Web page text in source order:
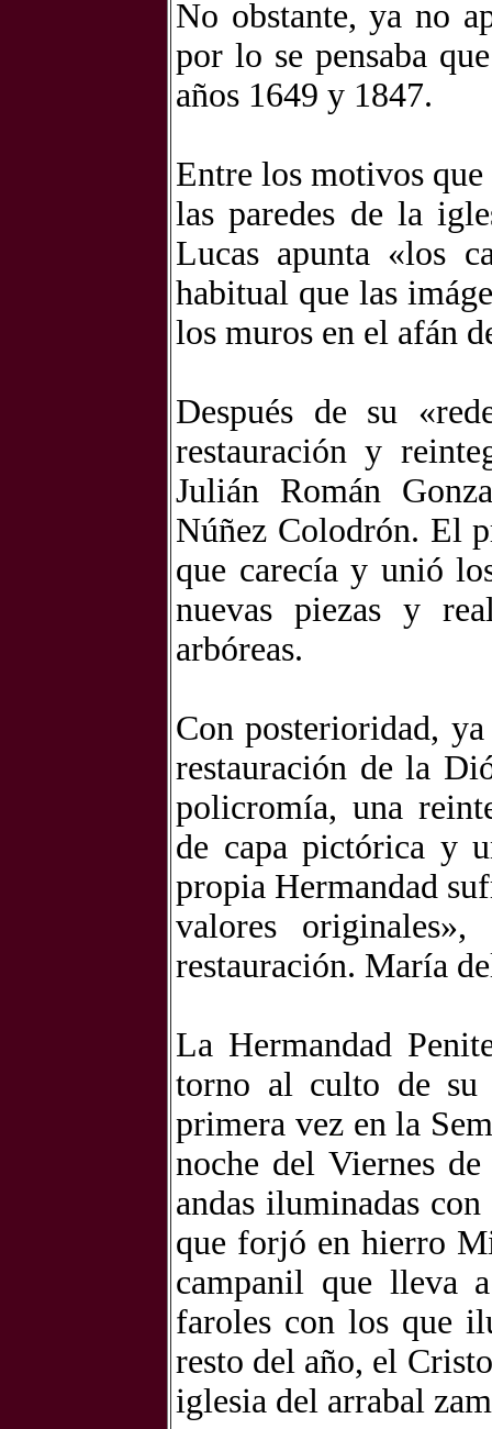
No obstante, ya no
por lo se pensaba
años 1649 y 1847.
Entre los motivos
las paredes de la
Lucas apunta «los
habitual que las
los muros en el afán
Después de su
restauración y
Julián Román
Núñez Colodrón. El
que carecía y unió
nuevas piezas y
arbóreas.
Con posterioridad,
restauración de la
policromía, una
de capa pictórica y
propia Hermandad
valores
restauración. María
La Hermandad
torno al culto de su
primera vez en la
noche del Viernes
andas iluminadas
que forjó en hierro
campanil que lleva
faroles con los que
resto del año, el
iglesia del arrabal